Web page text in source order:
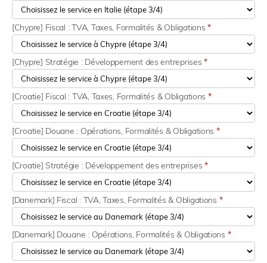
[Chypre] Fiscal : TVA, Taxes, Formalités & Obligations*
[Chypre] Stratégie : Développement des entreprises*
[Croatie] Fiscal : TVA, Taxes, Formalités & Obligations *
[Croatie] Douane : Opérations, Formalités & Obligations *
[Croatie] Stratégie : Développement des entreprises *
[Danemark] Fiscal : TVA, Taxes, Formalités & Obligations *
[Danemark] Douane : Opérations, Formalités & Obligations *